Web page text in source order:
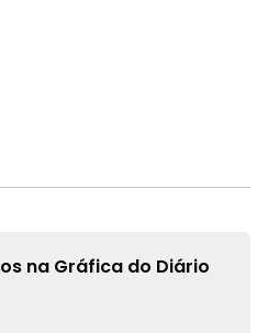
na Gráfica do Diário